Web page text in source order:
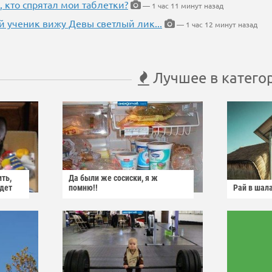
кто спрятал мои таблетки? — 1 час 11 минут назад
вижу Девы светлый лик... — 1 час 12 минут назад
Лучшее в
Да были же сосиски, я ж
помню!!
Рай в